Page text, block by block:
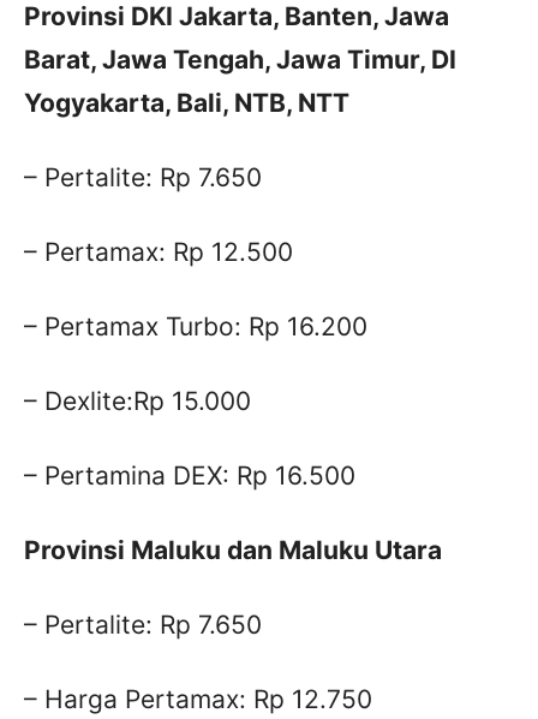
Provinsi DKI Jakarta, Banten, Jawa
Barat, Jawa Tengah, Jawa Timur, DI
Yogyakarta, Bali, NTB, NTT
– Pertalite: Rp 7.650
– Pertamax: Rp 12.500
– Pertamax Turbo: Rp 16.200
– Dexlite:Rp 15.000
– Pertamina DEX: Rp 16.500
Provinsi Maluku dan Maluku Utara
– Pertalite: Rp 7.650
– Harga Pertamax: Rp 12.750